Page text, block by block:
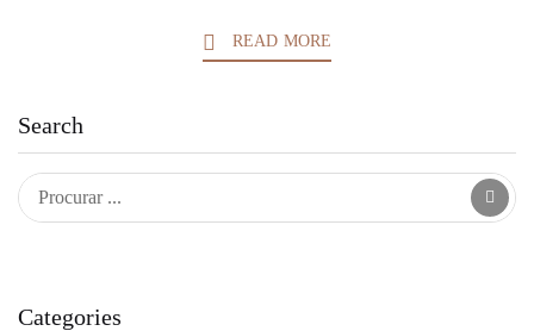
Search
Categories
READ MORE